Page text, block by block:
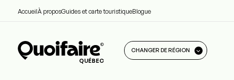
AccueilÀ proposGuides et carte touristiqueBlogue
QUÉBEC
CHANGER DE RÉGION